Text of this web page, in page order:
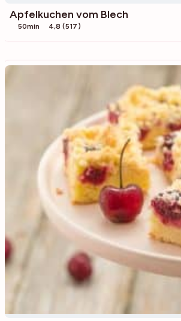
Apfelkuchen vom Blech
50min 4,8 (517)